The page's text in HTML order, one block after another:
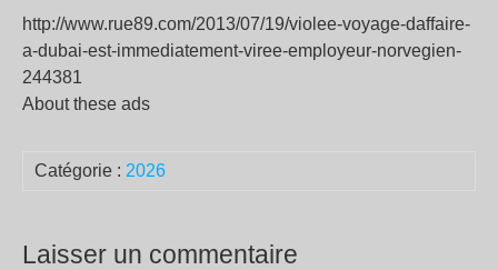
http://www.rue89.com/2013/07/19/violee-voyage-daffaire-
a-dubai-est-immediatement-viree-employeur-norvegien-
244381
About these ads
Catégorie : 2026
Laisser un commentaire